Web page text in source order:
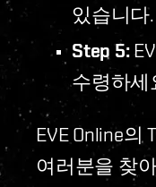
있습니다.
Step 5:
수령하세
EVE Online
여러분을 찾